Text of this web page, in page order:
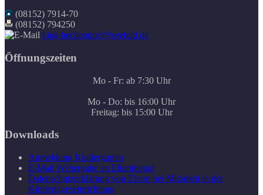
(08152) 7914-70
(08152) 794250
kiga-hechendorf@seefeld.de
Öffnungszeiten
Mo - Fr: ab 7:30 Uhr
Mo - Do: bis 16:00 Uhr
Freitag: bis 15:00 Uhr
Downloads
Anmeldung Kindergarten
E-Mail Weitergabe an Elternbeirat
Datenschutzerklärung von Eltern bei Mitarbeit in der
Kindertageseinrichtung